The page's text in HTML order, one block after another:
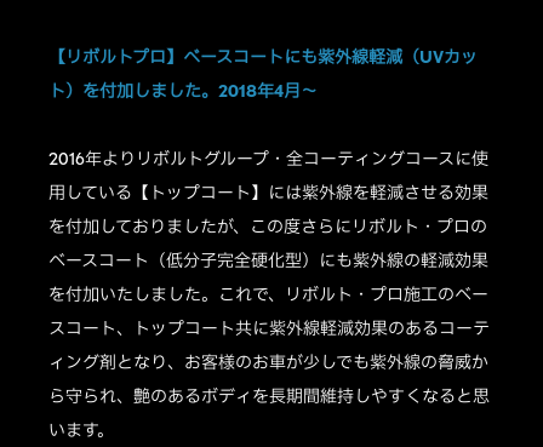
【リボルトプロ】ベースコートにも紫外線軽減（UVカッ
ト）を付加しました。2018年4月～
2016年よりリボルトグループ・全コーティングコースに使
用している【トップコート】には紫外線を軽減させる効果
を付加しておりましたが、この度さらにリボルト・プロの
ベースコート（低分子完全硬化型）にも紫外線の軽減効果
を付加いたしました。これで、リボルト・プロ施工のベー
スコート、トップコート共に紫外線軽減効果のあるコーテ
ィング剤となり、お客様のお車が少しでも紫外線の脅威か
ら守られ、艶のあるボディを長期間維持しやすくなると思
います。